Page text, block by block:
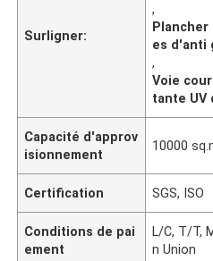
Surligner:
,
Plancher
es d'anti
,
Voie
tante UV
Capacité d'approv
isionnement
10000
Certification SGS, ISO
Conditions de pai
ement
L/C, T/T,
n Union